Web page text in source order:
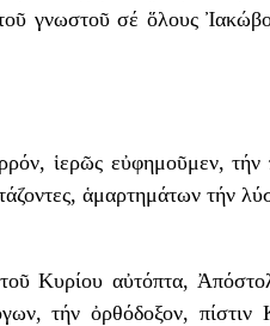
γνωστοῦ σέ ὅλους
ἱερῶς εὐφημοῦμεν, τήν
ἁμαρτημάτων τήν
Κυρίου αὐτόπτα,
τήν ὀρθόδοξον, πίστιν